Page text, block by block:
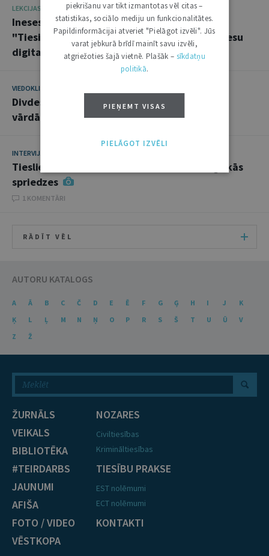
LEKCIJAS 8. JANVĀRIS 2024 • 10:00
Ineses Lībiņas-Egneres uzruna konferencē
"Tiesiskuma nodrošināšana tiesvedības procesu
digitalizācijas apstākļos"
VIEDOKLIS
Divdesmit tiesiskuma gadi "Latvijas tautas
vārdā": administratīvo tiesu devums
INTERVIJA
Tieslietu ministrijai jāatbrīvojas no ideoloģiskās
spriedzes
1 KOMENTĀRI
RĀDĪT VĒL
AUTORU KATALOGS
A Ā B C Č D E Ē F G Ģ H I J
K
Ķ
L Ļ M N Ņ O P R S Š T U Ū
V
Z
Ž
ŽURNĀLS
VEIKALS
BIBLIOTĒKA
#TEIRDARBS
JAUNUMI
AFIŠA
FOTO / VIDEO
VĒSTKOPA
NOZARES
Civiltiesības
Krimināltiesības
TIESĪBU PRAKSE
EST nolēmumi
ECT nolēmumi
KONTAKTI
piekrišanu var tikt izmantotas vēl citas –
statistikas, sociālo mediju un funkcionalitātes.
Papildinformācijai atveriet "Pielāgot izvēli". Jūs
varat jebkurā brīdī mainīt savu izvēli,
atgriežoties šajā vietnē. Plašāk – sīkdatņu
politikā.
PIEŅEMT VISAS
PIELĀGOT IZVĒLI